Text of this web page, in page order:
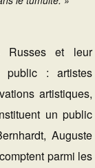
et leur
public : artistes
artistiques,
un public
Auguste
parmi les